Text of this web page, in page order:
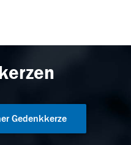
Gedenkkerze